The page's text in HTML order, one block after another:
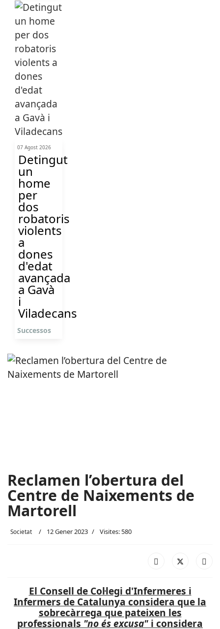
07 Agost 2026
Detingut
un
home
per
dos
robatoris
violents
a
dones
d'edat
avançada
a Gavà
i
Viladecans
Successos
Reclamen l’obertura del
Centre de Naixements de
Martorell
Societat 12 Gener 2023 Visites: 580
El Consell de Col·legi d'Infermeres i
Infermers de Catalunya considera que la
sobrecàrrega que pateixen les
professionals "no és excusa" i considera